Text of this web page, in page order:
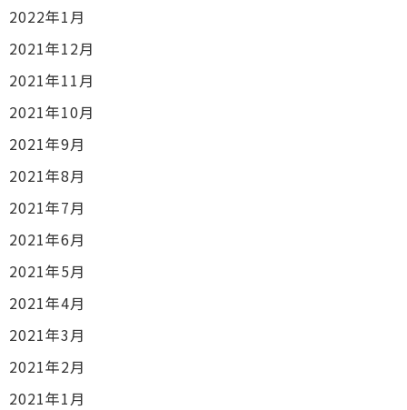
2022年1月
2021年12月
2021年11月
2021年10月
2021年9月
2021年8月
2021年7月
2021年6月
2021年5月
2021年4月
2021年3月
2021年2月
2021年1月